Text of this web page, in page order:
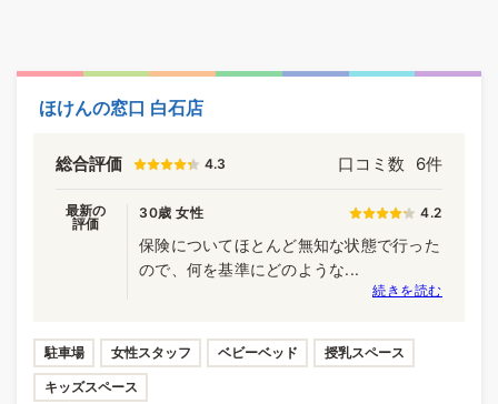
ほけんの窓口 白石店
総合評価 4.3 口コミ数 6件
最新の
評価
30歳 女性 4.2
保険についてほとんど無知な状態で行った
ので、何を基準にどのような...
続きを読む
駐車場 女性スタッフ ベビーベッド 授乳スペース
キッズスペース